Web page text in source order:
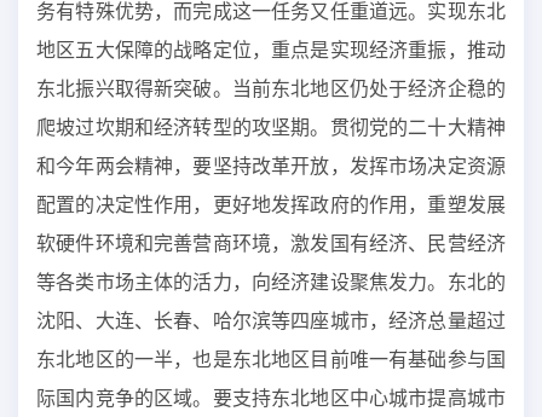
务有特殊优势，而完成这一任务又任重道远。实现东北
地区五大保障的战略定位，重点是实现经济重振，推动
东北振兴取得新突破。当前东北地区仍处于经济企稳的
爬坡过坎期和经济转型的攻坚期。贯彻党的二十大精神
和今年两会精神，要坚持改革开放，发挥市场决定资源
配置的决定性作用，更好地发挥政府的作用，重塑发展
软硬件环境和完善营商环境，激发国有经济、民营经济
等各类市场主体的活力，向经济建设聚焦发力。东北的
沈阳、大连、长春、哈尔滨等四座城市，经济总量超过
东北地区的一半，也是东北地区目前唯一有基础参与国
际国内竞争的区域。要支持东北地区中心城市提高城市